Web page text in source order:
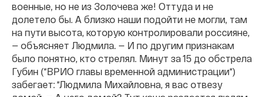
военные, но не из Золочева же! Оттуда и не
долетело бы. А близко наши подойти не могли, там
на пути высота, которую контролировали россияне,
— объясняет Людмила. — И по другим признакам
было понятно, кто стрелял. Минут за 15 до обстрела
Губин (“ВРИО главы временной администрации“)
забегает: “Людмила Михайловна, я вас отвезу